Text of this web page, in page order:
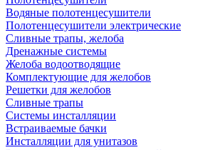
Водяные полотенцесушители
Полотенцесушители электрические
Сливные трапы, желоба
Дренажные системы
Желоба водоотводящие
Комплектующие для желобов
Решетки для желобов
Сливные трапы
Системы инсталляции
Встраиваемые бачки
Инсталляции для унитазов